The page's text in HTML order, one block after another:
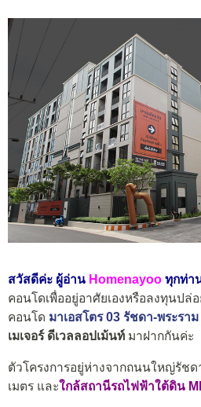
สวัสดีค่ะ ผู้อ่าน Homenayoo ทุกท่า
คอนโดเพื่ออยู่อาศัยเองหรือลงทุนปล่
คอนโด มาเอสโตร 03 รัชดา-พระราม
เมเจอร์ ดีเวลลอปเม้นท์ มาฝากกันค่ะ
ตัวโครงการอยู่ห่างจากถนนใหญ่รัชด
เมตร และใกล้สถานีรถไฟฟ้าใต้ดิน